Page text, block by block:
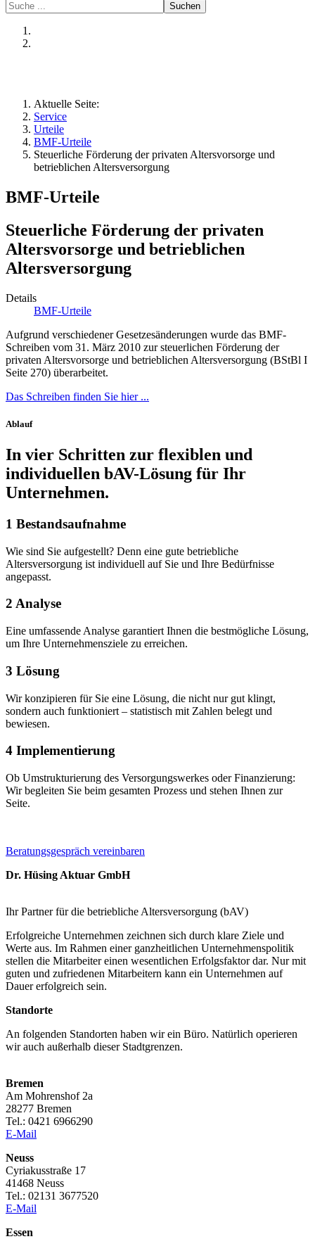
Suchen
Aktuelle Seite:
Service
Urteile
BMF-Urteile
Steuerliche Förderung der privaten Altersvorsorge und
betrieblichen Altersversorgung
BMF-Urteile
Steuerliche Förderung der privaten
Altersvorsorge und betrieblichen
Altersversorgung
Details
BMF-Urteile
Aufgrund verschiedener Gesetzesänderungen wurde das BMF-
Schreiben vom 31. März 2010 zur steuerlichen Förderung der
privaten Altersvorsorge und betrieblichen Altersversorgung (BStBl I
Seite 270) überarbeitet.
Das Schreiben finden Sie hier ...
Ablauf
In vier Schritten zur flexiblen und
individuellen bAV-Lösung für Ihr
Unternehmen.
1 Bestandsaufnahme
Wie sind Sie aufgestellt? Denn eine gute betriebliche
Altersversorgung ist individuell auf Sie und Ihre Bedürfnisse
angepasst.
2 Analyse
Eine umfassende Analyse garantiert Ihnen die bestmögliche Lösung,
um Ihre Unternehmensziele zu erreichen.
3 Lösung
Wir konzipieren für Sie eine Lösung, die nicht nur gut klingt,
sondern auch funktioniert – statistisch mit Zahlen belegt und
bewiesen.
4 Implementierung
Ob Umstrukturierung des Versorgungswerkes oder Finanzierung:
Wir begleiten Sie beim gesamten Prozess und stehen Ihnen zur
Seite.
Beratungsgespräch vereinbaren
Dr. Hüsing Aktuar GmbH
Ihr Partner für die betriebliche Altersversorgung (bAV)
Erfolgreiche Unternehmen zeichnen sich durch klare Ziele und
Werte aus. Im Rahmen einer ganzheitlichen Unternehmenspolitik
stellen die Mitarbeiter einen wesentlichen Erfolgsfaktor dar. Nur mit
guten und zufriedenen Mitarbeitern kann ein Unternehmen auf
Dauer erfolgreich sein.
Standorte
An folgenden Standorten haben wir ein Büro. Natürlich operieren
wir auch außerhalb dieser Stadtgrenzen.
Bremen
Am Mohrenshof 2a
28277 Bremen
Tel.: 0421 6966290
E-Mail
Neuss
Cyriakusstraße 17
41468 Neuss
Tel.: 02131 3677520
E-Mail
Essen